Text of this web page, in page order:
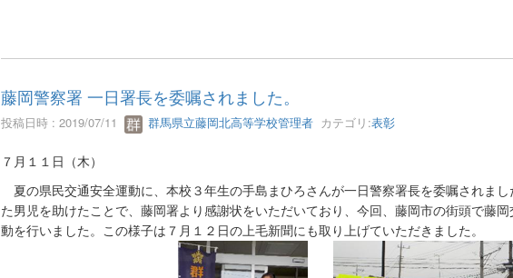
藤岡警察署 一日署長を委嘱されました。
投稿日時 : 2019/07/11 群馬県立藤岡北高等学校管理者カテゴリ:表彰
７月１１日（木）
夏の県民交通安全運動に、本校３年生の手島まひろさんが一日警察署長を委嘱されま
た男児を助けたことで、藤岡署より感謝状をいただいており、今回、藤岡市の街頭で藤
動を行いました。この様子は７月１２日の上毛新聞にも取り上げていただきました。